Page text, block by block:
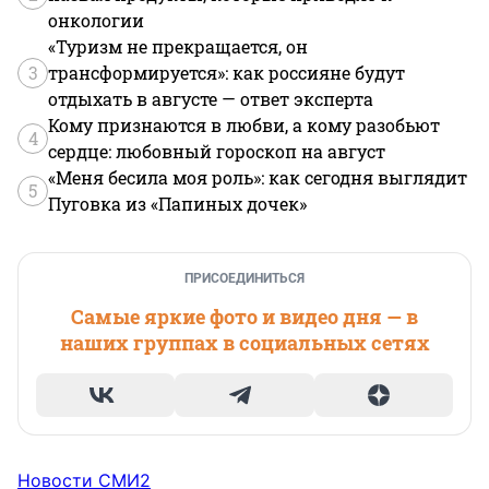
онкологии
3
«Туризм не прекращается, он
трансформируется»: как россияне будут
отдыхать в августе — ответ эксперта
4
Кому признаются в любви, а кому разобьют
сердце: любовный гороскоп на август
5
«Меня бесила моя роль»: как сегодня выглядит
Пуговка из «Папиных дочек»
ПРИСОЕДИНИТЬСЯ
Самые яркие фото и видео дня — в
наших группах в социальных сетях
Новости СМИ2